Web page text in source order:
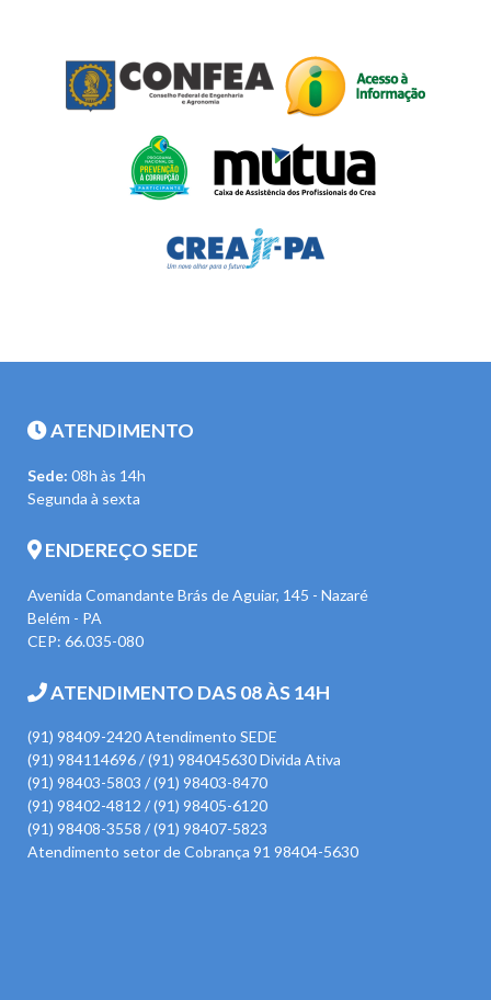
ATENDIMENTO
Sede: 08h às 14h
Segunda à sexta
ENDEREÇO SEDE
Avenida Comandante Brás de Aguiar, 145 - Nazaré
Belém - PA
CEP: 66.035-080
ATENDIMENTO DAS 08 ÀS 14H
(91) 98409-2420 Atendimento SEDE
(91) 984114696 / (91) 984045630 Divida Ativa
(91) 98403-5803 / (91) 98403-8470
(91) 98402-4812 / (91) 98405-6120
(91) 98408-3558 / (91) 98407-5823
Atendimento setor de Cobrança 91 98404-5630